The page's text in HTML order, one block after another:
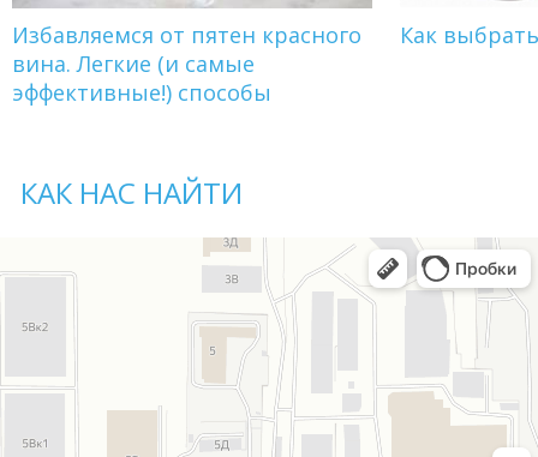
Избавляемся от пятен красного
вина. Легкие (и самые
эффективные!) способы
Как
КАК НАС НАЙТИ